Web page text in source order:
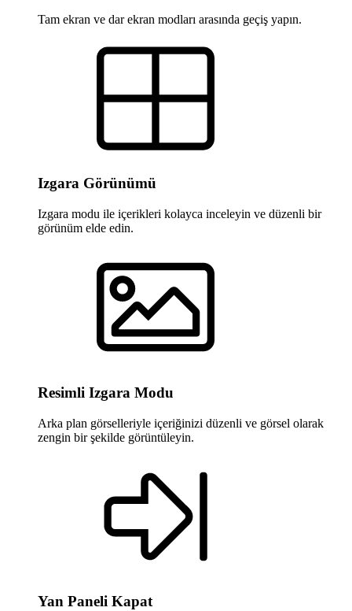
Tam ekran ve dar ekran modları arasında geçiş yapın.
Izgara Görünümü
Izgara modu ile içerikleri kolayca inceleyin ve düzenli bir
görünüm elde edin.
Resimli Izgara Modu
Arka plan görselleriyle içeriğinizi düzenli ve görsel olarak
zengin bir şekilde görüntüleyin.
Yan Paneli Kapat